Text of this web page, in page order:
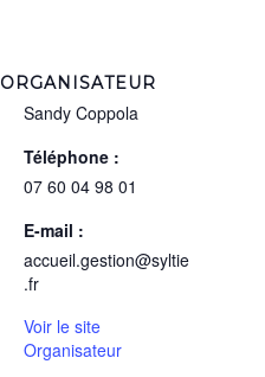
ORGANISATEUR
Sandy Coppola
Téléphone :
07 60 04 98 01
E-mail :
accueil.gestion@syltie
.fr
Voir le site
Organisateur